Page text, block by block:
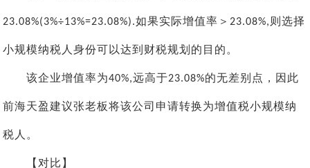
23.08%(3%÷13%=23.08%).如果实际增值率＞ 23.08%, 则选择
小规模纳税人身份可以达到财税规划的目的。
该企业增值率为40%,远高于23.08%的无差别点，因此
前海天盈建议张老板将该公司申请转换为增值税小规模纳
税人。
【对比】